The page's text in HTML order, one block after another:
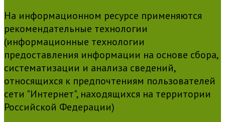
На информационном ресурсе применяются
рекомендательные технологии
(информационные технологии
предоставления информации на основе сбора,
систематизации и анализа сведений,
относящихся к предпочтениям пользователей
сети "Интернет", находящихся на территории
Российской Федерации)